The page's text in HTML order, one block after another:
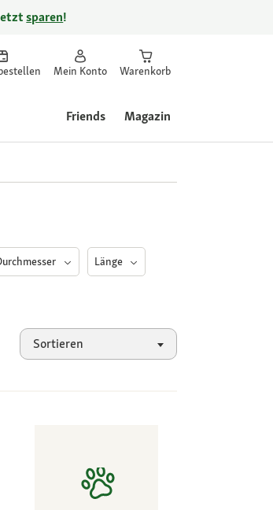
jetztsparen!
Mein Konto Warenkorb
Friends Magazin
Länge
Sortieren